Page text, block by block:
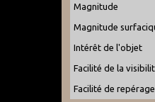
Magnitude
Magnitude
Intérêt de l'objet
Facilité de la
Facilité de repérage